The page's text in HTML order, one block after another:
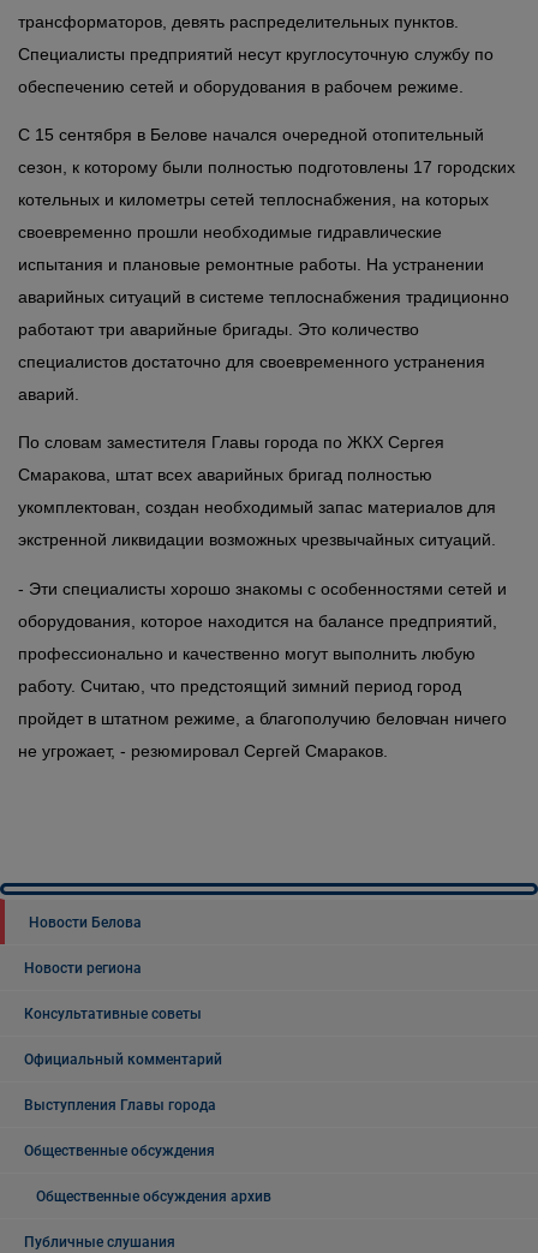
трансформаторов, девять распределительных пунктов.
Специалисты предприятий несут круглосуточную службу по
обеспечению сетей и оборудования в рабочем режиме.
С 15 сентября в Белове начался очередной отопительный
сезон, к которому были полностью подготовлены 17 городских
котельных и километры сетей теплоснабжения, на которых
своевременно прошли необходимые гидравлические
испытания и плановые ремонтные работы. На устранении
аварийных ситуаций в системе теплоснабжения традиционно
работают три аварийные бригады. Это количество
специалистов достаточно для своевременного устранения
аварий.
По словам заместителя Главы города по ЖКХ Сергея
Смаракова, штат всех аварийных бригад полностью
укомплектован, создан необходимый запас материалов для
экстренной ликвидации возможных чрезвычайных ситуаций.
- Эти специалисты хорошо знакомы с особенностями сетей и
оборудования, которое находится на балансе предприятий,
профессионально и качественно могут выполнить любую
работу. Считаю, что предстоящий зимний период город
пройдет в штатном режиме, а благополучию беловчан ничего
не угрожает, - резюмировал Сергей Смараков.
Новости Белова
Новости региона
Консультативные советы
Официальный комментарий
Выступления Главы города
Общественные обсуждения
Общественные обсуждения архив
Публичные слушания